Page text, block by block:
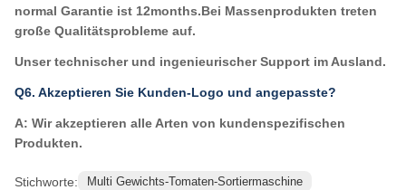
normal Garantie ist 12months.Bei Massenprodukten treten
große Qualitätsprobleme auf.
Unser technischer und ingenieurischer Support im Ausland.
Q6. Akzeptieren Sie Kunden-Logo und angepasste?
A: Wir akzeptieren alle Arten von kundenspezifischen
Produkten.
Stichworte:
Multi Gewichts-Tomaten-Sortiermaschine